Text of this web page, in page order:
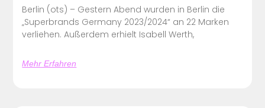
Berlin (ots) – Gestern Abend wurden in Berlin die
„Superbrands Germany 2023/2024“ an 22 Marken
verliehen. Außerdem erhielt Isabell Werth,
Mehr Erfahren